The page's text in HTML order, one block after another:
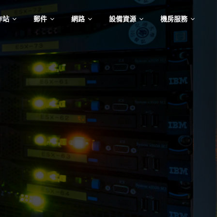
站 郵件 網路 設備資源 機房服務